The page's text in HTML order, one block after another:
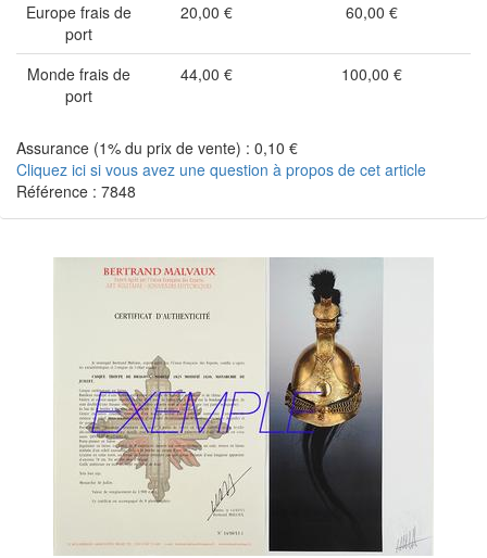
Europe frais de
port
20,00 € 60,00 €
Monde frais de
port
44,00 € 100,00 €
Assurance (1% du prix de vente) : 0,10 €
Cliquez ici si vous avez une question à propos de cet article
Référence : 7848